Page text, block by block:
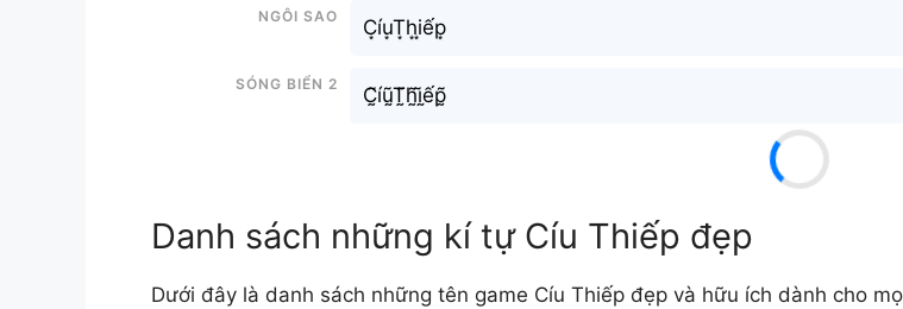
Ngôi sao
C͙íu͙T͙h͙i͙ếp͙
Sóng biển 2
C̰̃íṵ̃T̰̃h̰̃ḭ̃ếp̰̃
Danh sách những kí tự Cíu Thiếp đẹp
Dưới đây là danh sách những tên game Cíu Thiếp đẹp và hữu ích dành cho